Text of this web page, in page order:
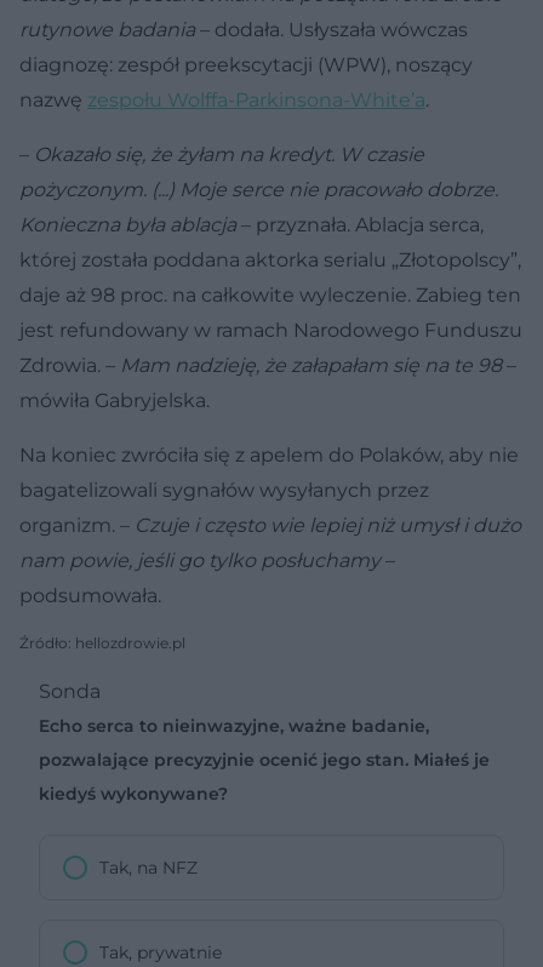
rutynowe badania – dodała. Usłyszała wówczas
diagnozę: zespół preekscytacji (WPW), noszący
nazwę zespołu Wolffa-Parkinsona-White’a.
– Okazało się, że żyłam na kredyt. W czasie
pożyczonym. (...) Moje serce nie pracowało dobrze.
Konieczna była ablacja – przyznała. Ablacja serca,
której została poddana aktorka serialu „Złotopolscy”,
daje aż 98 proc. na całkowite wyleczenie. Zabieg ten
jest refundowany w ramach Narodowego Funduszu
Zdrowia. – Mam nadzieję, że załapałam się na te 98–
mówiła Gabryjelska.
Na koniec zwróciła się z apelem do Polaków, aby nie
bagatelizowali sygnałów wysyłanych przez
organizm. – Czuje i często wie lepiej niż umysł i dużo
nam powie, jeśli go tylko posłuchamy–
podsumowała.
Źródło: hellozdrowie.pl
Sonda
Echo serca to nieinwazyjne, ważne badanie,
pozwalające precyzyjnie ocenić jego stan. Miałeś je
kiedyś wykonywane?
Tak, na NFZ
Tak, prywatnie